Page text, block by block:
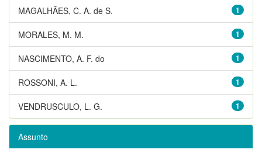
1
MAGALHÃES, C. A. de S.
1
MORALES, M. M.
1
NASCIMENTO, A. F. do
1
ROSSONI, A. L.
1
VENDRUSCULO, L. G.
Assunto